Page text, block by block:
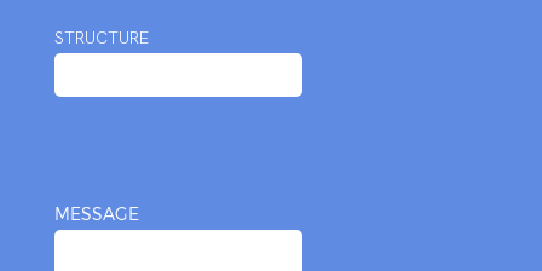
STRUCTURE
MESSAGE